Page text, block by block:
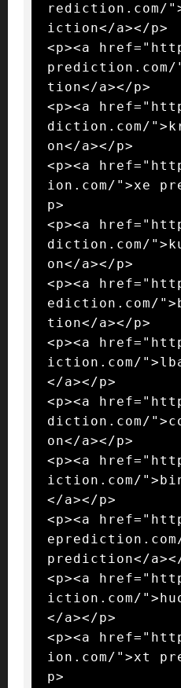
rediction.com/
iction</a></p>
<p><a
tion</a></p>
<p><a
diction.com/
on</a></p>
<p><a
ion.com/">xe
p>
<p><a
diction.com/
on</a></p>
<p><a
ediction.com/
tion</a></p>
<p><a
iction.com/
</a></p>
<p><a
diction.com/
on</a></p>
<p><a
iction.com/
</a></p>
<p><a
prediction</
<p><a
iction.com/
</a></p>
<p><a
ion.com/">xt
p>